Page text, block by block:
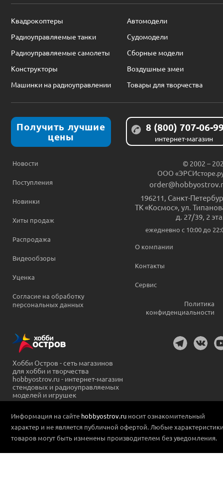
Квадрокоптеры
Автомодели
Радиоуправляемые танки
Судомодели
Радиоуправляемые самолеты
Сборные модели
Конструкторы
Воздушные змеи
Машинки на радиоуправлении
Товары для творчества
Получить лучшие
цены
8 (800) 707-06-
интернет-магазин
Новости
Поступления
Новинки
Хиты продаж
Распродажа
Видеообзоры
Уценка
Согласие на обработку
персональных данных
© 2002 –
ООО
196211, Санкт-
ТК «Космос», ул.
д. 27/39, 2
ежедневно c 10:00 до
О компании
Контакты
Сервис
Политика
конфиденциальности
Хобби Остров - сеть магазинов
для хобби и творчества
hobbyostrov.ru - интернет-магазин
стендовых и радиоуправляемых
моделей и игрушек
Информация на сайте hobbyostrov.ru носит ознакомительный
характер и не является публичной офертой. Любые
товаров могут быть изменены производителем без уведомления.